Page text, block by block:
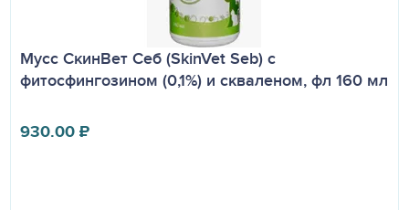
даты производства. Запрещается применение
лекарственного препарата по истечении срока годности.
Лекарственный препарат следует хранить в недоступном
для детей месте.
Мусс СкинВет Себ (SkinVet Seb) с
фитосфингозином (0,1%) и скваленом, фл 160 мл
930.00₽